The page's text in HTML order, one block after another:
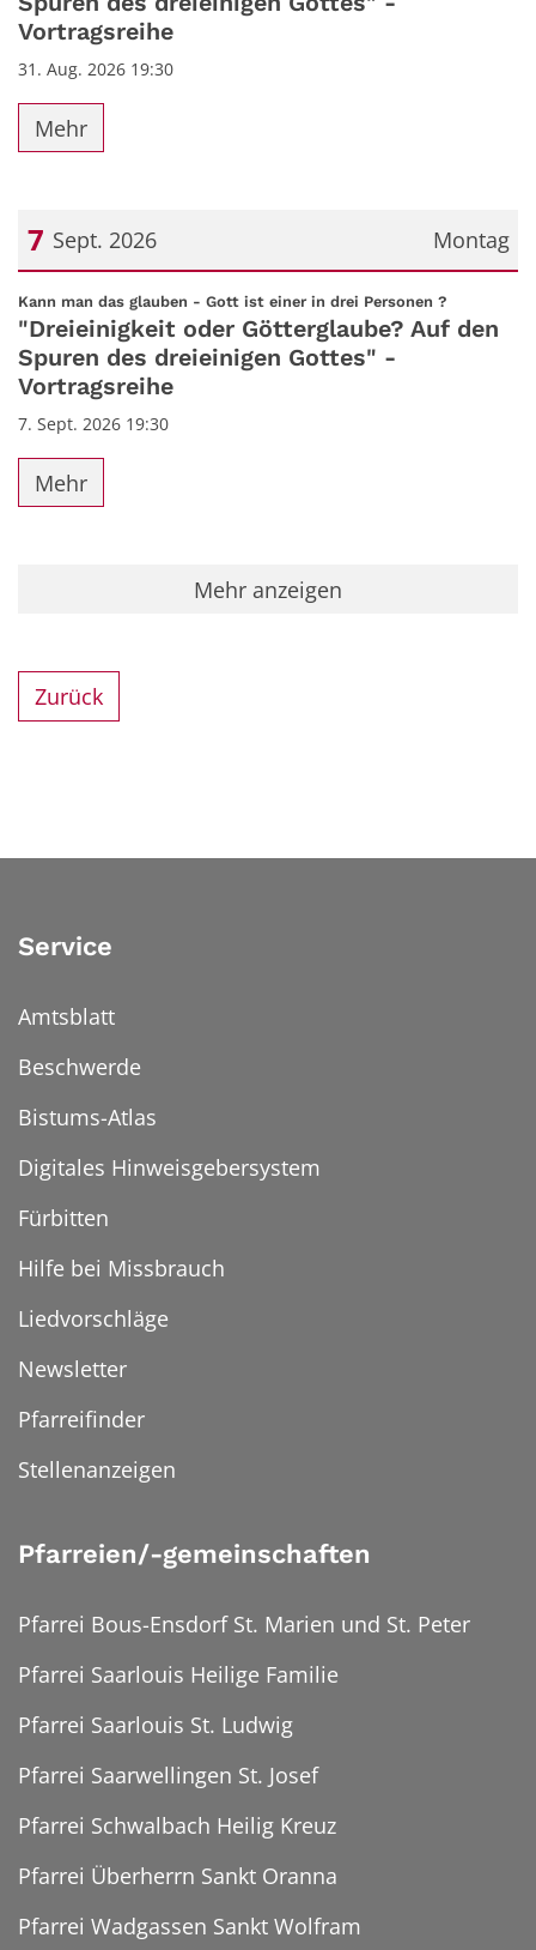
Vortragsreihe
31. Aug. 2026 19:30
Mehr
Montag
7 Sept. 2026
Datum: 7. September 2026
Kann man das glauben - Gott ist einer in drei Personen ?
"Dreieinigkeit oder Götterglaube? Auf den
Spuren des dreieinigen Gottes" -
Vortragsreihe
7. Sept. 2026 19:30
Mehr
Mehr anzeigen
Zurück
Service
Amtsblatt
Beschwerde
Bistums-Atlas
Digitales Hinweisgebersystem
Fürbitten
Hilfe bei Missbrauch
Liedvorschläge
Newsletter
Pfarreifinder
Stellenanzeigen
Pfarreien/-gemeinschaften
Pfarrei Bous-Ensdorf St. Marien und St. Peter
Pfarrei Saarlouis Heilige Familie
Pfarrei Saarlouis St. Ludwig
Pfarrei Saarwellingen St. Josef
Pfarrei Schwalbach Heilig Kreuz
Pfarrei Überherrn Sankt Oranna
Pfarrei Wadgassen Sankt Wolfram